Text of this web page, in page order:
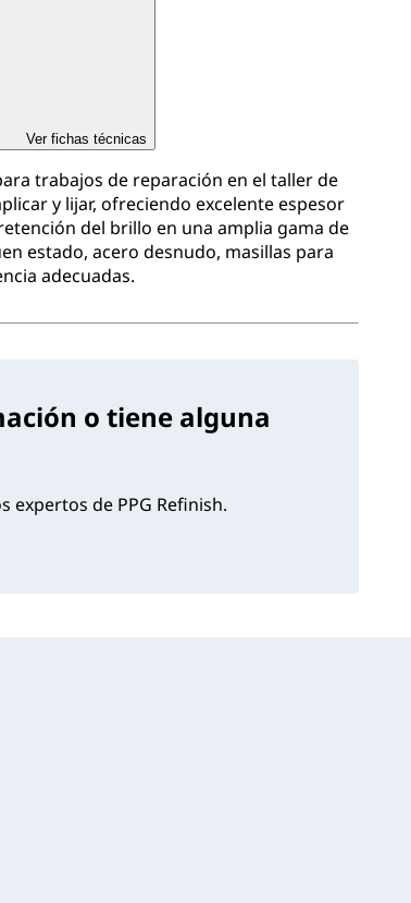
Ver fichas técnicas
trabajos de reparación en el taller de
y lijar, ofreciendo excelente espesor
del brillo en una amplia gama de
estado, acero desnudo, masillas para
adecuadas.
o tiene alguna
expertos de PPG Refinish.